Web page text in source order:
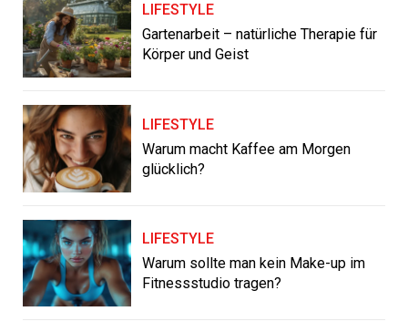
LIFESTYLE
Gartenarbeit – natürliche Therapie für
Körper und Geist
LIFESTYLE
Warum macht Kaffee am Morgen
glücklich?
LIFESTYLE
Warum sollte man kein Make-up im
Fitnessstudio tragen?